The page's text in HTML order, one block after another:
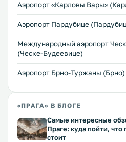
Аэропорт «Карловы Вары»
Аэропорт Пардубице
Международный аэропорт
(Ческе-Будеевице)
Аэропорт Брно-Туржаны (Брно)
«ПРАГА» В БЛОГЕ
Самые интересные
Праге: куда пойти, что
стоит